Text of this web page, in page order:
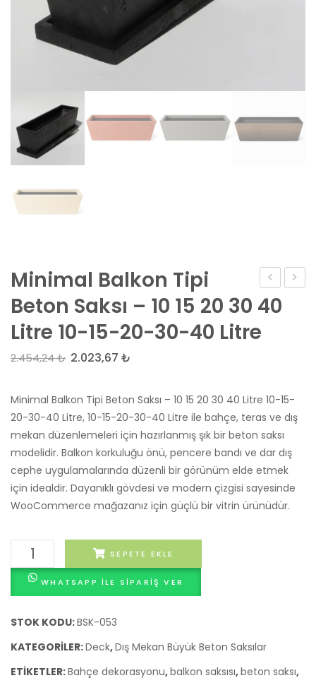
cm
Kablo
Tuğlası
Minimal Balkon Tipi
Beton Saksı – 10 15 20 30 40
Litre 10-15-20-30-40 Litre
2.454,24₺ Orijinal
2.454,24 ₺.
2.023,67 ₺
fiyat:
2.023,67 ₺.
Minimal Balkon Tipi Beton Saksı – 10 15 20 30 40 Litre 10-15-
20-30-40 Litre, 10-15-20-30-40 Litre ile bahçe, teras ve dış
mekan düzenlemeleri için hazırlanmış şık bir beton saksı
modelidir. Balkon korkuluğu önü, pencere bandı ve dar dış
cephe uygulamalarında düzenli bir görünüm elde etmek
için idealdir. Dayanıklı gövdesi ve modern çizgisi sayesinde
WooCommerce mağazanız için güçlü bir vitrin ürünüdür.
Minimal
Balkon
Saksı
10
15
SEPETE EKLE
WHATSAPP ILE SIPARIŞ VER
STOK KODU:BSK-053
KATEGORILER:Deck,Dış Mekan Büyük Beton Saksılar
ETIKETLER:Bahçe dekorasyonu,balkon saksısı,beton saksı,